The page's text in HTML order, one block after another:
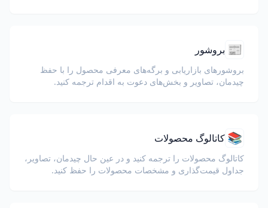
📰 بروشور
بروشورهای بازاریابی و برگه‌های معرفی محصول را با حفظ
چیدمان، تصاویر و بخش‌های دعوت به اقدام ترجمه کنید.
📚 کاتالوگ محصولات
کاتالوگ محصولات را ترجمه کنید و در عین حال چیدمان، تصاویر،
جداول قیمت‌گذاری و مشخصات محصولات را حفظ کنید.